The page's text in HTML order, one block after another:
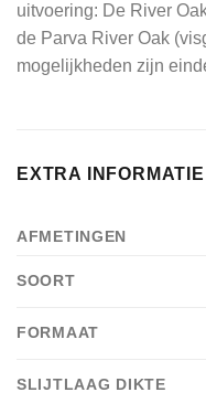
uitvoering: De River
de Parva River Oak
mogelijkheden zijn
EXTRA INFORMATIE
AFMETINGEN
SOORT
FORMAAT
SLIJTLAAG DIKTE